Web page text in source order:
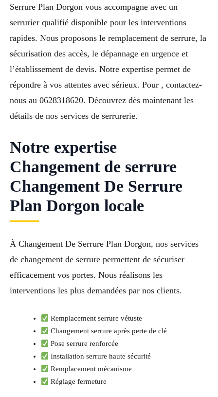
Serrure Plan Dorgon vous accompagne avec un
serrurier qualifié disponible pour les interventions
rapides. Nous proposons le remplacement de serrure, la
sécurisation des accès, le dépannage en urgence et
l’établissement de devis. Notre expertise permet de
répondre à vos attentes avec sérieux. Pour , contactez-
nous au 0628318620. Découvrez dès maintenant les
détails de nos services de serrurerie.
Notre expertise
Changement de serrure
Changement De Serrure
Plan Dorgon locale
À Changement De Serrure Plan Dorgon, nos services
de changement de serrure permettent de sécuriser
efficacement vos portes. Nous réalisons les
interventions les plus demandées par nos clients.
Remplacement serrure vétuste
Changement serrure après perte de clé
Pose serrure renforcée
Installation serrure haute sécurité
Remplacement mécanisme
Réglage fermeture